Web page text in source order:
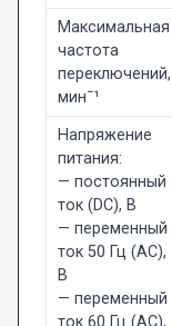
Максимальная
частота
переключений,
минˉ¹
Напряжение
питания:
— постоянный
ток (DC), В
— переменный
ток 50 Гц (AC),
В
— переменный
ток 60 Гц (AC),